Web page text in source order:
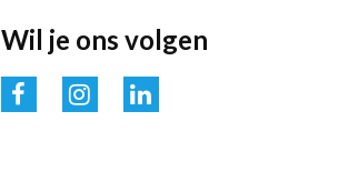
Wil je ons volgen